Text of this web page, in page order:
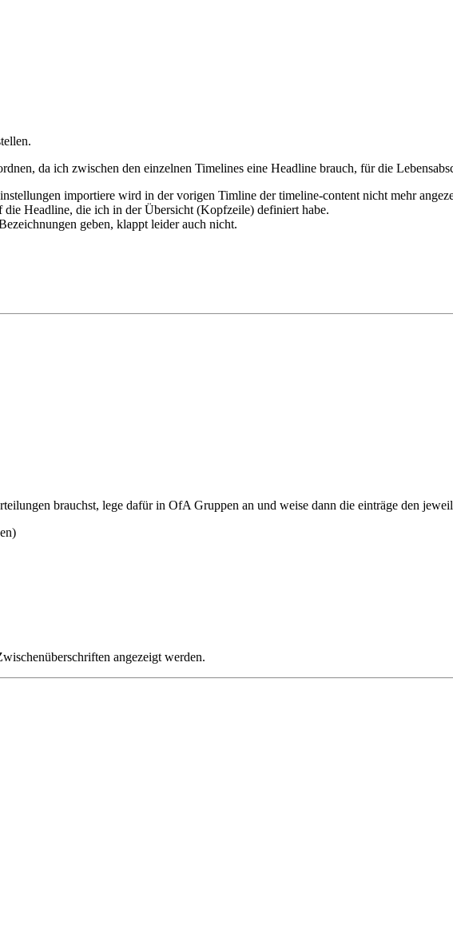
da ich zwischen den einzelnen Timelines eine Headline brauch, für die
importiere wird in der vorigen Timline der timeline-content nicht mehr
die Headline, die ich in der Übersicht (Kopfzeile) definiert habe.
geben, klappt leider auch nicht.
brauchst, lege dafür in OfA Gruppen an und weise dann die einträge den
angezeigt werden.